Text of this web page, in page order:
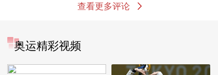
查看更多评论
奥运精彩视频